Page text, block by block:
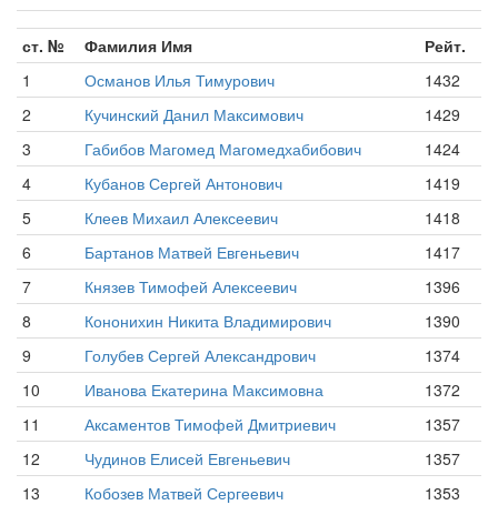
ст. № Фамилия Имя
Рейт.
1
Османов Илья Тимурович
1432
2
Кучинский Данил Максимович
1429
3
Габибов Магомед Магомедхабибович
1424
4
Кубанов Сергей Антонович
1419
5
Клеев Михаил Алексеевич
1418
6
Бартанов Матвей Евгеньевич
1417
7
Князев Тимофей Алексеевич
1396
8
Кононихин Никита Владимирович
1390
9
Голубев Сергей Александрович
1374
10
Иванова Екатерина Максимовна
1372
11
Аксаментов Тимофей Дмитриевич
1357
12
Чудинов Елисей Евгеньевич
1357
13
Кобозев Матвей Сергеевич
1353